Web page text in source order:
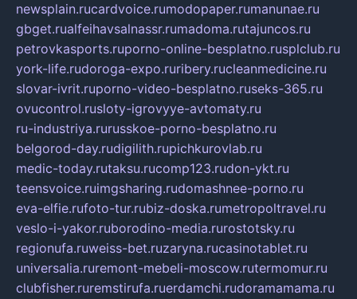
newsplain.rucardvoice.rumodopaper.rumanunae.ru
gbget.rualfeihavsalnassr.rumadoma.rutajuncos.ru
petrovkasports.ruporno-online-besplatno.rusplclub.ru
york-life.rudoroga-expo.ruribery.rucleanmedicine.ru
slovar-ivrit.ruporno-video-besplatno.ruseks-365.ru
ovucontrol.rusloty-igrovyye-avtomaty.ru
ru-industriya.rurusskoe-porno-besplatno.ru
belgorod-day.rudigilith.rupichkurovlab.ru
medic-today.rutaksu.rucomp123.rudon-ykt.ru
teensvoice.ruimgsharing.rudomashnee-porno.ru
eva-elfie.rufoto-tur.rubiz-doska.rumetropoltravel.ru
veslo-i-yakor.ruborodino-media.rurostotsky.ru
regionufa.ruweiss-bet.ruzaryna.rucasinotablet.ru
universalia.ruremont-mebeli-moscow.rutermomur.ru
clubfisher.ruremstirufa.ruerdamchi.rudoramamama.ru